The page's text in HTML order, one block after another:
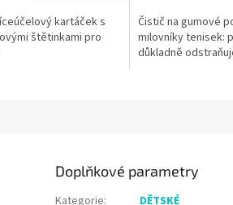
kartáček s
štětinkami pro
Čistič na gumové
milovníky tenisek:
důkladně
Doplňkové parametry
Kategorie:
DĚTSKÉ